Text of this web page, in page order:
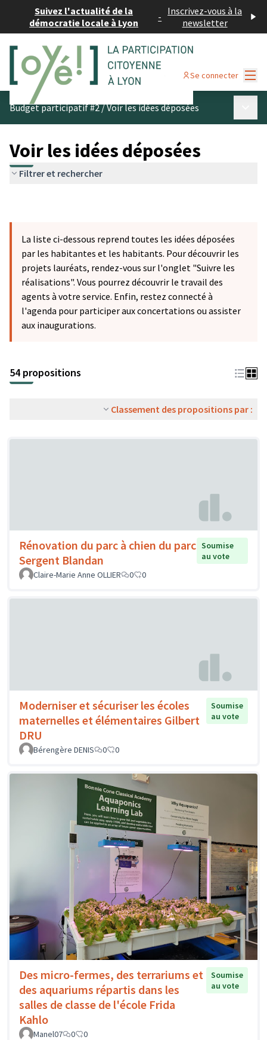
Suivez l'actualité de la
démocratie locale à Lyon
- Inscrivez-vous à la
newsletter
Se connecter
Budget participatif #2/Voir les idées déposées
Voir les idées déposées
Filtrer et rechercher
La liste ci-dessous reprend toutes les idées déposées
par les habitantes et les habitants. Pour découvrir les
projets lauréats, rendez-vous sur l'onglet "Suivre les
réalisations". Vous pourrez découvrir le travail des
agents à votre service. Enfin, restez connecté à
l'agenda pour participer aux concertations ou assister
aux inaugurations.
54 propositions
Classement des propositions par :
Rénovation du parc à chien du parc
Sergent Blandan
Soumise
au vote
Claire-Marie Anne OLLIER
0 0
Moderniser et sécuriser les écoles
maternelles et élémentaires Gilbert
DRU
Soumise
au vote
Bérengère DENIS 0 0
Des micro-fermes, des terrariums et
des aquariums répartis dans les
salles de classe de l'école Frida
Kahlo
Soumise
au vote
Manel07 0 0